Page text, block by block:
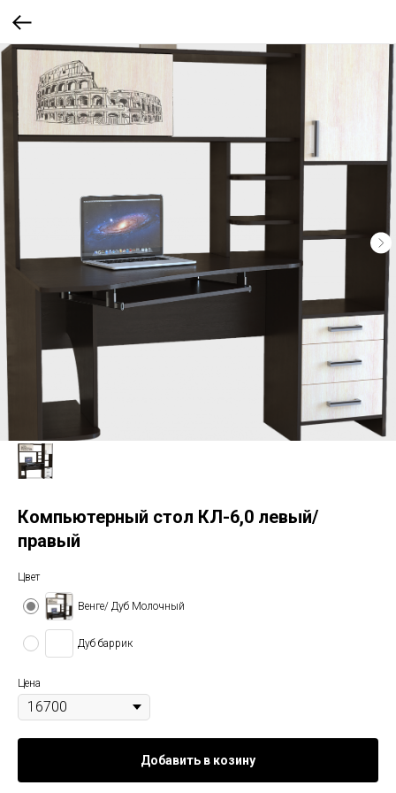
Компьютерный стол КЛ-6,0 левый/
правый
Цвет
Венге/ Дуб Молочный
Дуб баррик
Цена
Добавить в козину